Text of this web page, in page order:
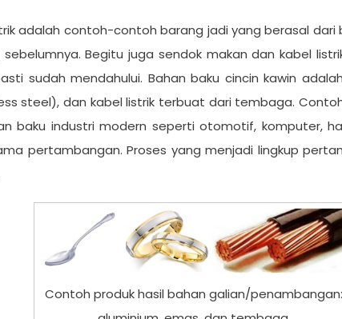
adalah contoh-contoh barang jadi yang berasal
Begitu juga sendok makan dan kabel
sudah mendahului. Bahan baku cincin kawin
steel), dan kabel listrik terbuat dari tembaga.
baku industri modern seperti otomotif, komputer,
pertambangan. Proses yang menjadi lingkup
Contoh produk hasil bahan galian/penambangan: